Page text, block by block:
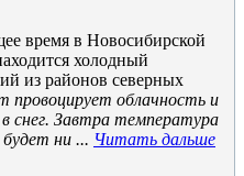
время в Новосибирской
холодный
из районов северных
облачность и
снег. Завтра температура
будет ни ... Читать дальше